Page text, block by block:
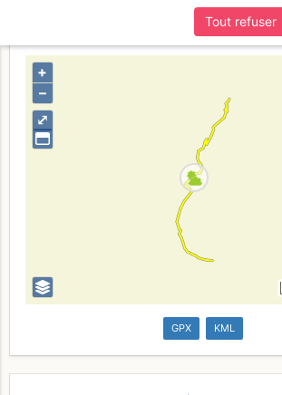
Valais W - Alpes
⤢
+
–
GPX KML
Tout refuser